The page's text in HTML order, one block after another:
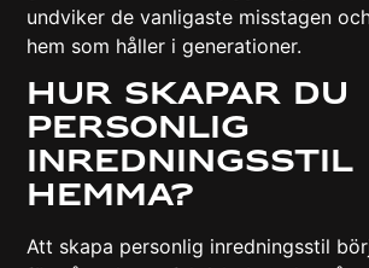
undviker de vanligaste misstagen
hem som håller i generationer.
Hur skapar du
personlig
inredningsstil
hemma?
Att skapa personlig inredningsstil